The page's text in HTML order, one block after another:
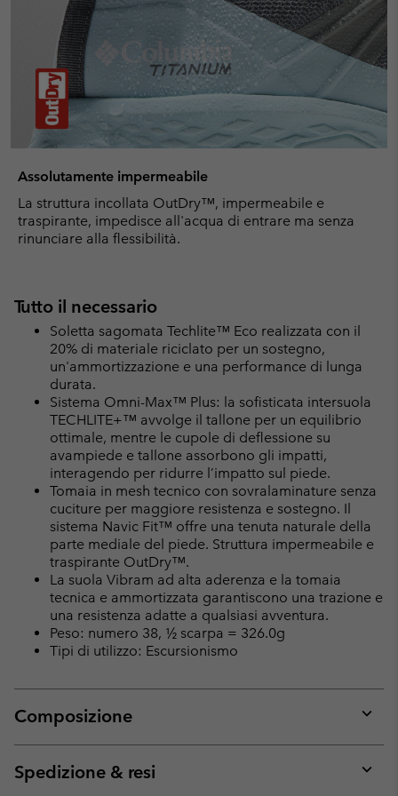
Assolutamente impermeabile
La struttura incollata OutDry™, impermeabile e
traspirante, impedisce all'acqua di entrare ma senza
rinunciare alla flessibilità.
Tutto il necessario
Soletta sagomata Techlite™ Eco realizzata con il
20% di materiale riciclato per un sostegno,
un'ammortizzazione e una performance di lunga
durata.
Sistema Omni-Max™ Plus: la sofisticata intersuola
TECHLITE+™ avvolge il tallone per un equilibrio
ottimale, mentre le cupole di deflessione su
avampiede e tallone assorbono gli impatti,
interagendo per ridurre l’impatto sul piede.
Tomaia in mesh tecnico con sovralaminature senza
cuciture per maggiore resistenza e sostegno. Il
sistema Navic Fit™ offre una tenuta naturale della
parte mediale del piede. Struttura impermeabile e
traspirante OutDry™.
La suola Vibram ad alta aderenza e la tomaia
tecnica e ammortizzata garantiscono una trazione e
una resistenza adatte a qualsiasi avventura.
Peso: numero 38, ½ scarpa = 326.0g
Tipi di utilizzo: Escursionismo
Composizione
or
Spedizione & resi